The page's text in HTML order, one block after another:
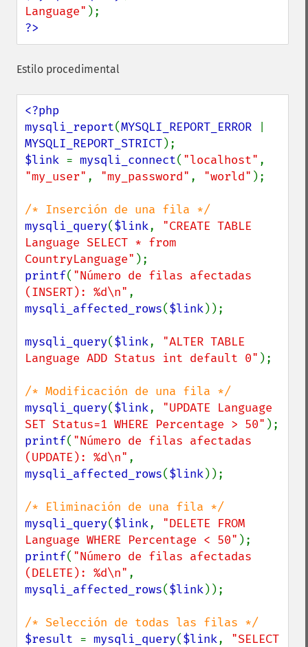
Language"
?>
Estilo procedimental
<?php
mysqli_report(MYSQLI_REPORT_ERROR
MYSQLI_REPORT_STRICT
$link = mysqli_connect( "localhost"
"my_user" , "my_password" , "world" );
mysqli_query($link, "CREATE TABLE
Language SELECT * from
CountryLanguage"
printf( "Número de filas afectadas
(INSERT): %d\n"
mysqli_affected_rows($link));
mysqli_query($link, "ALTER TABLE
Language ADD Status int default 0" );
mysqli_query($link, "UPDATE Language
SET Status=1 WHERE Percentage > 50"
printf( "Número de filas afectadas
(UPDATE): %d\n"
mysqli_affected_rows($link));
mysqli_query($link, "DELETE FROM
Language WHERE Percentage < 50"
printf( "Número de filas afectadas
(DELETE): %d\n"
mysqli_affected_rows($link));
$result = mysqli_query($link, "SELECT